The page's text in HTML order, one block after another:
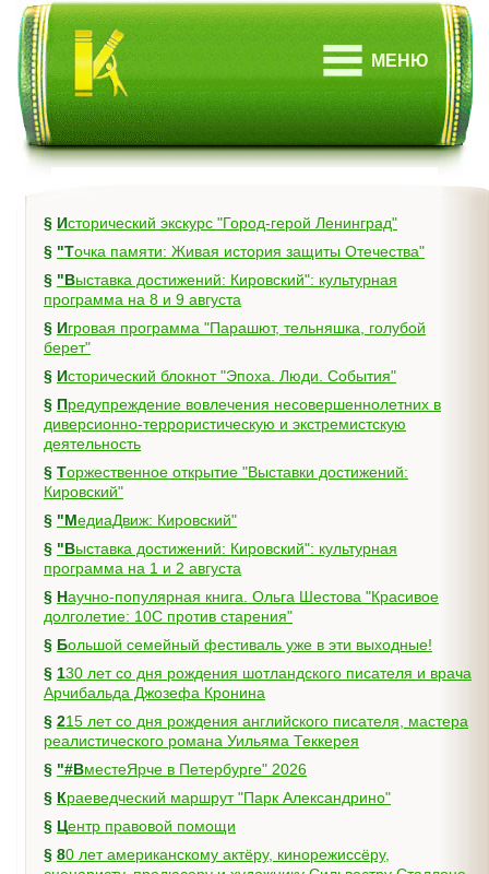
МЕНЮ
§
Исторический экскурс "Город-герой Ленинград"
§
"Точка памяти: Живая история защиты Отечества"
§ "Выставка достижений: Кировский": культурная
программа на 8 и 9 августа
§ Игровая программа "Парашют, тельняшка, голубой
берет"
§
Исторический блокнот "Эпоха. Люди. События"
§ Предупреждение вовлечения несовершеннолетних в
диверсионно-террористическую и экстремистскую
деятельность
§ Торжественное открытие "Выставки достижений:
Кировский"
§
"МедиаДвиж: Кировский"
§ "Выставка достижений: Кировский": культурная
программа на 1 и 2 августа
§ Научно-популярная книга. Ольга Шестова "Красивое
долголетие: 10C против старения"
§
Большой семейный фестиваль уже в эти выходные!
§ 130 лет со дня рождения шотландского писателя и врача
Арчибальда Джозефа Кронина
§ 215 лет со дня рождения английского писателя, мастера
реалистического романа Уильяма Теккерея
§
"#ВместеЯрче в Петербурге" 2026
§
Краеведческий маршрут "Парк Александрино"
§
Центр правовой помощи
§ 80 лет американскому актёру, кинорежиссёру,